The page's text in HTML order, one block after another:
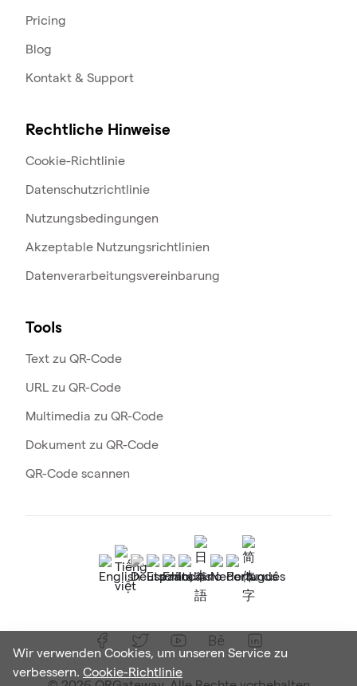
Pricing
Blog
Kontakt & Support
Rechtliche Hinweise
Cookie-Richtlinie
Datenschutzrichtlinie
Nutzungsbedingungen
Akzeptable Nutzungsrichtlinien
Datenverarbeitungsvereinbarung
Tools
Text zu QR-Code
URL zu QR-Code
Multimedia zu QR-Code
Dokument zu QR-Code
QR-Code scannen
Wir verwenden Cookies, um unseren Service zu
verbessern. Cookie-Richtlinie